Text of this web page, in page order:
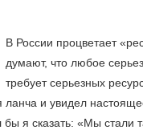
В России процветает
думают, что любое
требует серьезных
и увидел
я сказать: «Мы стали